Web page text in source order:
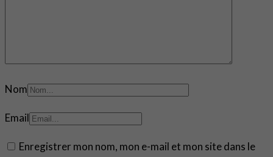
Nom
Email
Enregistrer mon nom, mon e-mail et mon site dans le